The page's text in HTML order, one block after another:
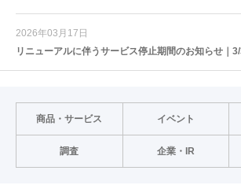
2026年03月17日
リニューアルに伴うサービス停止期間のお知らせ｜
商品・サービス イベント
調査 企業・IR